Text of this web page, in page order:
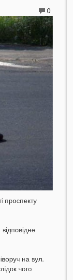
0
проспекту
відповідне
на вул.
чого